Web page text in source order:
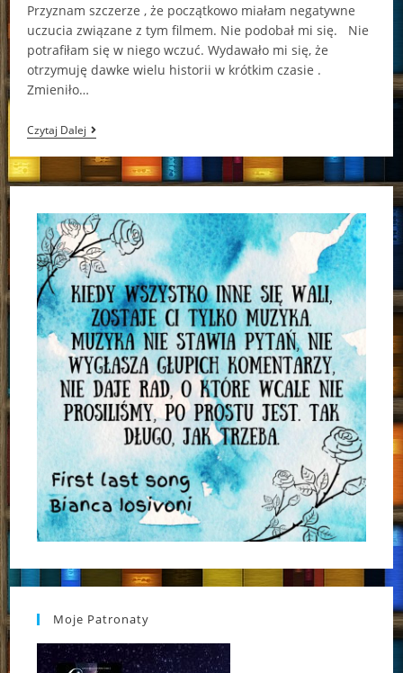
Przyznam szczerze , że początkowo miałam negatywne
uczucia związane z tym filmem. Nie podobał mi się. Nie
potrafiłam się w niego wczuć. Wydawało mi się, że
otrzymuję dawke wielu historii w krótkim czasie .
Zmieniło…
Czytaj DalejMój
Pierwszy
Wyznaniowy
Film
„To
Miłość”
Moje Patronaty